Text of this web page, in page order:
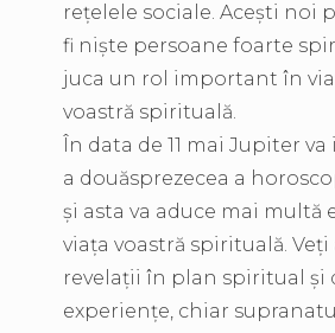
rețelele sociale. Acești noi
fi niște persoane foarte
juca un rol important în
voastră spirituală.
În data de 11 mai Jupiter
a douăsprezecea a
și asta va aduce mai multă
viața voastră spirituală. Veți
revelații în plan spiritual și
experiențe, chiar